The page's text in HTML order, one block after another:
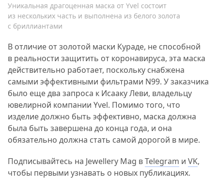
Уникальная драгоценная маска от Yvel состоит
из нескольких часть и выполнена из белого золота
с бриллиантами
В отличие от золотой маски Кураде, не способной
в реальности защитить от коронавируса, эта маска
действительно работает, поскольку снабжена
самыми эффективными фильтрами N99. У заказчика
было еще два запроса к Исааку Леви, владельцу
ювелирной компании Yvel. Помимо того, что
изделие должно быть эффективно, маска должна
была быть завершена до конца года, и она
обязательно должна стать самой дорогой в мире.
Подписывайтесь на Jewellery Mag вTelegram и VK,
чтобы первыми узнавать о новых публикациях.